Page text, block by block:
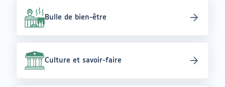
Bulle de bien-être
Culture et savoir-faire